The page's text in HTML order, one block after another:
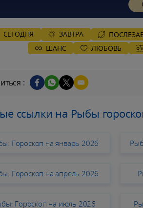
СЕГОДНЯ ЗАВТРА
ШАНС
ЛЮБОВЬ
:
ссылки на Рыбы
Гороскоп на январь 2026
Гороскоп на апрель 2026
Гороскоп на июль 2026